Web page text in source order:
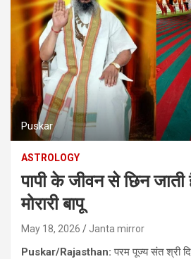
Puskar
ASTROLOGY
पापी के जीवन से छिन जाती
मोरारी बापू
May 18, 2026 Janta mirror
Puskar/Rajasthan:परम पूज्य संत श्री